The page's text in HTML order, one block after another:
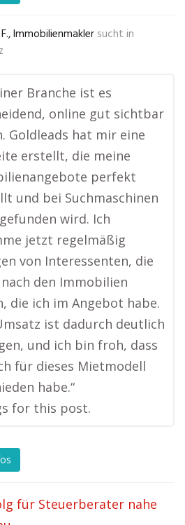
Immobilienmakler sucht in
Branche ist es
online gut sichtbar
Goldleads hat mir eine
erstellt, die meine
perfekt
und bei Suchmaschinen
wird. Ich
jetzt regelmäßig
von Interessenten, die
den Immobilien
die ich im Angebot habe.
ist dadurch deutlich
und ich bin froh, dass
für dieses Mietmodell
habe.“
for this post.
für Steuerberater nahe